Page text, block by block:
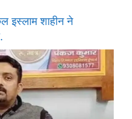
इस्लाम शाहीन ने